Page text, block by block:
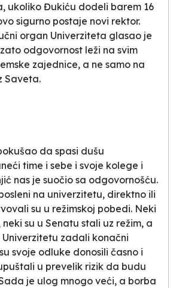
ukoliko Đukiću dodeli barem 16
sigurno postaje novi rektor.
organ Univerziteta glasao je
odgovornost leži na svim
zajednice, a ne samo na
Saveta.
da spasi dušu
time i sebe i svoje kolege i
nas je suočio sa odgovornošću.
na univerzitetu, direktno ili
su u režimskoj pobedi. Neki
su u Senatu stali uz režim, a
Univerzitetu zadali konačni
svoje odluke donosili časno i
u prevelik rizik da budu
je ulog mnogo veći, a borba